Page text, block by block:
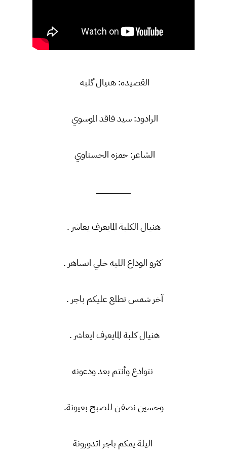
القصيده: هنيال گلبه
الرادود: سيد فاقد الموسوي
الشاعر: حمزه الحسناوي
ــــــــــــــــــــــــــــــــــ
هنيال الكلبة المايعرف يعاشر .
كثرو الوداع اللية خلي انساهر .
آخر شمس تطلع عليكم باجر .
هنيال كلبة المايعرف ايعاشر .
نتوادع وأنتم بعد ودعونه
وحسين نصفن للصبح بعيونة.
اليلة يمكم باجر اتدورونة